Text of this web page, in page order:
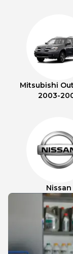
Mitsubishi
2003-
Nissan